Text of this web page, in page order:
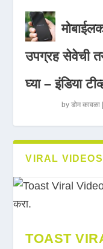
उपग्रह सेवेची
घ्या – इंडिया
byडोम कावळा
VIRAL VIDEOS
TOAST